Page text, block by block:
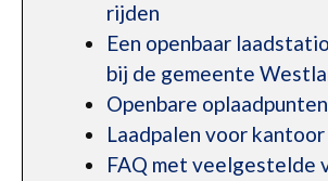
rijden
Een openbaar
bij de gemeente
Openbare
Laadpalen voor kantoor
FAQ met veelgestelde